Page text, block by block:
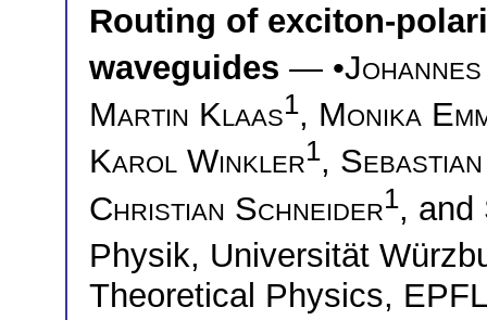
Routing of exciton-
waveguides — •
Martin Klaas1, Monika
Karol Winkler1,
Christian Schneider1, and
Physik, Universität
Theoretical Physics,